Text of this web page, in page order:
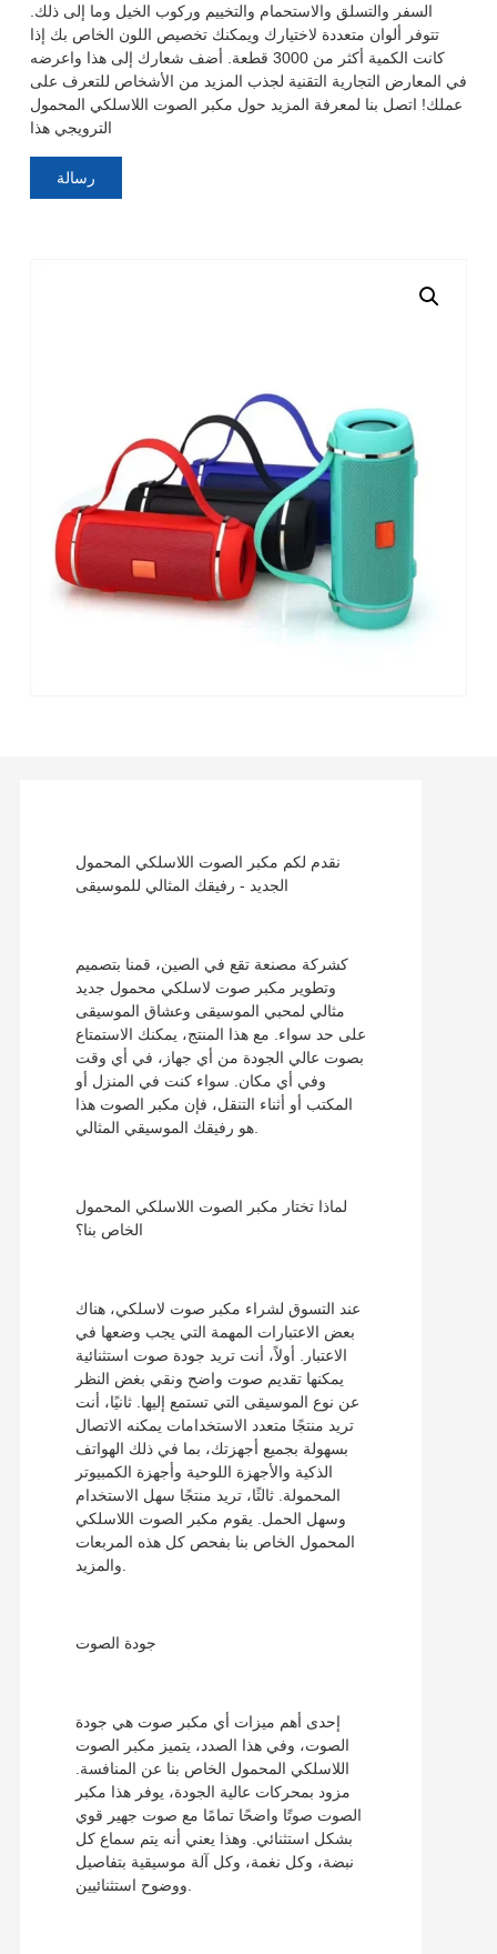
السفر والتسلق والاستحمام والتخييم وركوب الخيل وما إلى ذلك.
تتوفر ألوان متعددة لاختيارك ويمكنك تخصيص اللون الخاص بك إذا
كانت الكمية أكثر من 3000 قطعة. أضف شعارك إلى هذا واعرضه
في المعارض التجارية التقنية لجذب المزيد من الأشخاص للتعرف على
عملك! اتصل بنا لمعرفة المزيد حول مكبر الصوت اللاسلكي المحمول
رسالة
نقدم لكم مكبر الصوت اللاسلكي المحمول
الجديد - رفيقك المثالي للموسيقى
كشركة مصنعة تقع في الصين، قمنا بتصميم
وتطوير مكبر صوت لاسلكي محمول جديد
مثالي لمحبي الموسيقى وعشاق الموسيقى
على حد سواء. مع هذا المنتج، يمكنك الاستمتاع
بصوت عالي الجودة من أي جهاز، في أي وقت
وفي أي مكان. سواء كنت في المنزل أو
المكتب أو أثناء التنقل، فإن مكبر الصوت هذا
هو رفيقك الموسيقي المثالي.
لماذا تختار مكبر الصوت اللاسلكي المحمول
الخاص بنا؟
عند التسوق لشراء مكبر صوت لاسلكي، هناك
بعض الاعتبارات المهمة التي يجب وضعها في
الاعتبار. أولاً، أنت تريد جودة صوت استثنائية
يمكنها تقديم صوت واضح ونقي بغض النظر
عن نوع الموسيقى التي تستمع إليها. ثانيًا، أنت
تريد منتجًا متعدد الاستخدامات يمكنه الاتصال
بسهولة بجميع أجهزتك، بما في ذلك الهواتف
الذكية والأجهزة اللوحية وأجهزة الكمبيوتر
المحمولة. ثالثًا، تريد منتجًا سهل الاستخدام
وسهل الحمل. يقوم مكبر الصوت اللاسلكي
المحمول الخاص بنا بفحص كل هذه المربعات
جودة الصوت
إحدى أهم ميزات أي مكبر صوت هي جودة
الصوت، وفي هذا الصدد، يتميز مكبر الصوت
اللاسلكي المحمول الخاص بنا عن المنافسة.
مزود بمحركات عالية الجودة، يوفر هذا مكبر
الصوت صوتًا واضحًا تمامًا مع صوت جهير قوي
بشكل استثنائي. وهذا يعني أنه يتم سماع كل
نبضة، وكل نغمة، وكل آلة موسيقية بتفاصيل
ووضوح استثنائيين.